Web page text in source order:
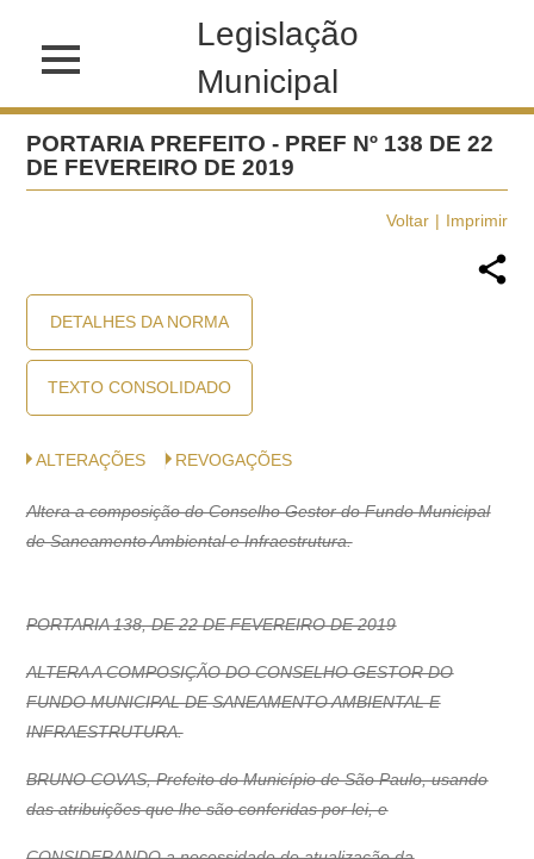
Legislação
Municipal
PORTARIA PREFEITO - PREF Nº 138 DE 22
DE FEVEREIRO DE 2019
Voltar Imprimir
DETALHES DA NORMA
TEXTO CONSOLIDADO
ALTERAÇÕES REVOGAÇÕES
Altera a composição do Conselho Gestor do Fundo Municipal
de Saneamento Ambiental e Infraestrutura.
PORTARIA 138, DE 22 DE FEVEREIRO DE 2019
ALTERA A COMPOSIÇÃO DO CONSELHO GESTOR DO
FUNDO MUNICIPAL DE SANEAMENTO AMBIENTAL E
INFRAESTRUTURA.
BRUNO COVAS, Prefeito do Município de São Paulo, usando
das atribuições que lhe são conferidas por lei, e